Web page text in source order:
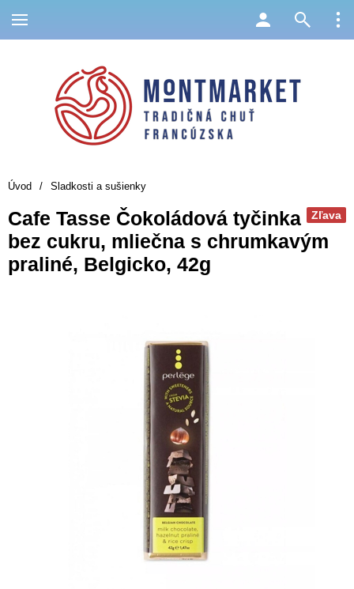
Úvod / Sladkosti a sušienky
Zľava
Cafe Tasse Čokoládová tyčinka
bez cukru, mliečna s chrumkavým
praliné, Belgicko, 42g